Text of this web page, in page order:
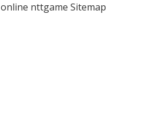
nttgame Sitemap